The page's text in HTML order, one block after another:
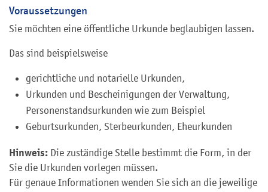
Voraussetzungen
Sie möchten eine öffentliche Urkunde beglaubigen lassen.
Das sind beispielsweise
gerichtliche und notarielle Urkunden,
Urkunden und Bescheinigungen der Verwaltung,
Personenstandsurkunden wie zum Beispiel
Geburtsurkunden, Sterbeurkunden, Eheurkunden
Hinweis: Die zuständige Stelle bestimmt die Form, in der
Sie die Urkunden vorlegen müssen.
Für genaue Informationen wenden Sie sich an die jeweilige